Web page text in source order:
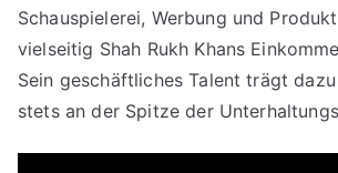
Schauspielerei, Werbung und
vielseitig Shah Rukh Khans
Sein geschäftliches Talent trägt
stets an der Spitze der